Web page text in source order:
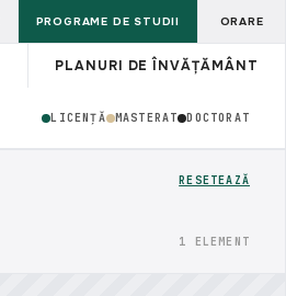
PROGRAME DE STUDII ORARE
PLANURI DE ÎNVĂȚĂMÂNT
LICENȚĂ MASTERAT DOCTORAT
RESETEAZĂ
1 ELEMENT